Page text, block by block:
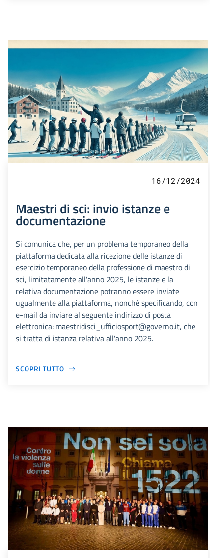
16/12/2024
Maestri di sci: invio istanze e
documentazione
Si comunica che, per un problema temporaneo della
piattaforma dedicata alla ricezione delle istanze di
esercizio temporaneo della professione di maestro di
sci, limitatamente all'anno 2025, le istanze e la
relativa documentazione potranno essere inviate
ugualmente alla piattaforma, nonché specificando, con
e-mail da inviare al seguente indirizzo di posta
elettronica: maestridisci_ufficiosport@governo.it, che
si tratta di istanza relativa all'anno 2025.
SCOPRI TUTTO